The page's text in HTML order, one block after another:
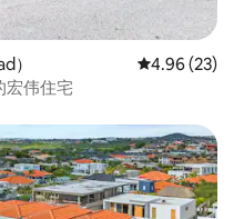
） 平均评分
4.96 (23)
宏伟住宅